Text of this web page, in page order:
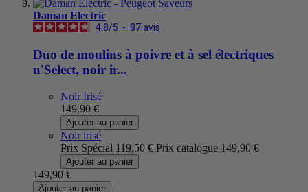
Daman Electric
4.8/5 - 87 avis
Duo de moulins à poivre et à sel électriques
u'Select, noir ir...
Noir Irisé
149,90 €
Ajouter au panier
Noir irisé
Prix Spécial 119,50 € Prix catalogue 149,90 €
Ajouter au panier
149,90 €
Ajouter au panier